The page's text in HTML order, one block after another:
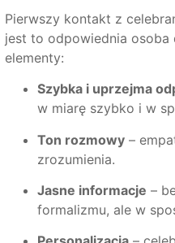
Pierwszy kontakt z
jest to odpowiednia osoba
elementy:
Szybka i uprzejma
w miarę szybko i w
Ton rozmowy –
zrozumienia.
Jasne informacje –
formalizmu, ale w